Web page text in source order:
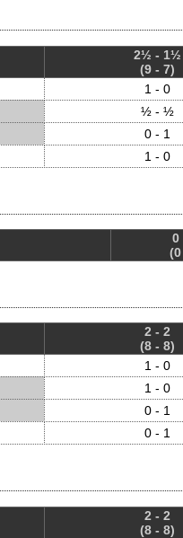
2½ - 1½
(9 - 7)
1 - 0
½ - ½
0 - 1
1 - 0
0
2 - 2
(8 - 8)
1 - 0
1 - 0
0 - 1
0 - 1
2 - 2
(8 - 8)